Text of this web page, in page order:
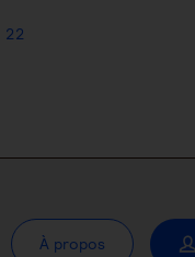
22
À propos